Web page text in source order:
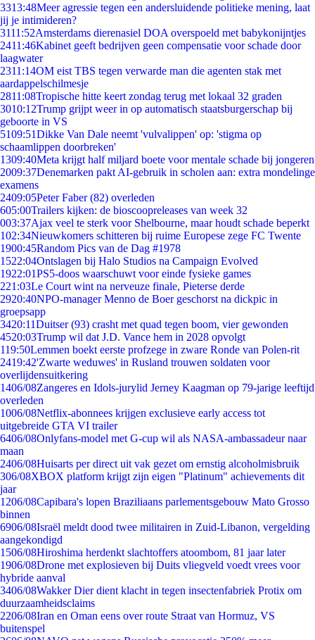
3313:48Meer agressie tegen een andersluidende politieke mening, laat
jij je intimideren?
3111:52Amsterdams dierenasiel DOA overspoeld met babykonijntjes
2411:46Kabinet geeft bedrijven geen compensatie voor schade door
laagwater
2311:14OM eist TBS tegen verwarde man die agenten stak met
aardappelschilmesje
2811:08Tropische hitte keert zondag terug met lokaal 32 graden
3010:12Trump grijpt weer in op automatisch staatsburgerschap bij
geboorte in VS
5109:51Dikke Van Dale neemt 'vulvalippen' op: 'stigma op
schaamlippen doorbreken'
1309:40Meta krijgt half miljard boete voor mentale schade bij jongeren
2009:37Denemarken pakt AI-gebruik in scholen aan: extra mondelinge
examens
2409:05Peter Faber (82) overleden
605:00Trailers kijken: de bioscoopreleases van week 32
003:37Ajax veel te sterk voor Shelbourne, maar houdt schade beperkt
102:34Nieuwkomers schitteren bij ruime Europese zege FC Twente
1900:45Random Pics van de Dag #1978
1522:04Ontslagen bij Halo Studios na Campaign Evolved
1922:01PS5-doos waarschuwt voor einde fysieke games
221:03Le Court wint na nerveuze finale, Pieterse derde
2920:40NPO-manager Menno de Boer geschorst na dickpic in
groepsapp
3420:11Duitser (93) crasht met quad tegen boom, vier gewonden
4520:03Trump wil dat J.D. Vance hem in 2028 opvolgt
119:50Lemmen boekt eerste profzege in zware Ronde van Polen-rit
2419:42'Zwarte weduwes' in Rusland trouwen soldaten voor
overlijdensuitkering
1406/08Zangeres en Idols-jurylid Jerney Kaagman op 79-jarige leeftijd
overleden
1006/08Netflix-abonnees krijgen exclusieve early access tot
uitgebreide GTA VI trailer
6406/08Onlyfans-model met G-cup wil als NASA-ambassadeur naar
maan
2406/08Huisarts per direct uit vak gezet om ernstig alcoholmisbruik
306/08XBOX platform krijgt zijn eigen "Platinum" achievements dit
jaar
1206/08Capibara's lopen Braziliaans parlementsgebouw Mato Grosso
binnen
6906/08Israël meldt dood twee militairen in Zuid-Libanon, vergelding
aangekondigd
1506/08Hiroshima herdenkt slachtoffers atoombom, 81 jaar later
1906/08Drone met explosieven bij Duits vliegveld voedt vrees voor
hybride aanval
3406/08Wakker Dier dient klacht in tegen insectenfabriek Protix om
duurzaamheidsclaims
2206/08Iran en Oman eens over route Straat van Hormuz, VS
buitenspel